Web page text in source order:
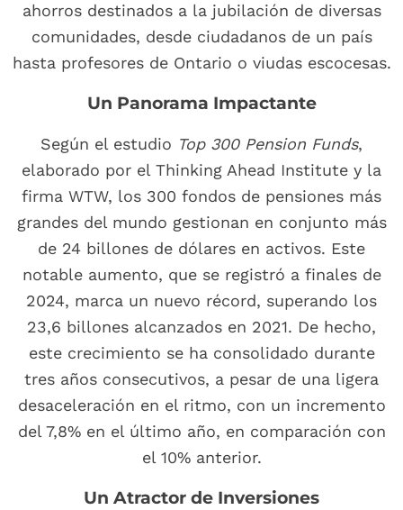
ahorros destinados a la jubilación de diversas
comunidades, desde ciudadanos de un país
hasta profesores de Ontario o viudas escocesas.
Un Panorama Impactante
Según el estudio Top 300 Pension Funds,
elaborado por el Thinking Ahead Institute y la
firma WTW, los 300 fondos de pensiones más
grandes del mundo gestionan en conjunto más
de 24 billones de dólares en activos. Este
notable aumento, que se registró a finales de
2024, marca un nuevo récord, superando los
23,6 billones alcanzados en 2021. De hecho,
este crecimiento se ha consolidado durante
tres años consecutivos, a pesar de una ligera
desaceleración en el ritmo, con un incremento
del 7,8% en el último año, en comparación con
el 10% anterior.
Un Atractor de Inversiones